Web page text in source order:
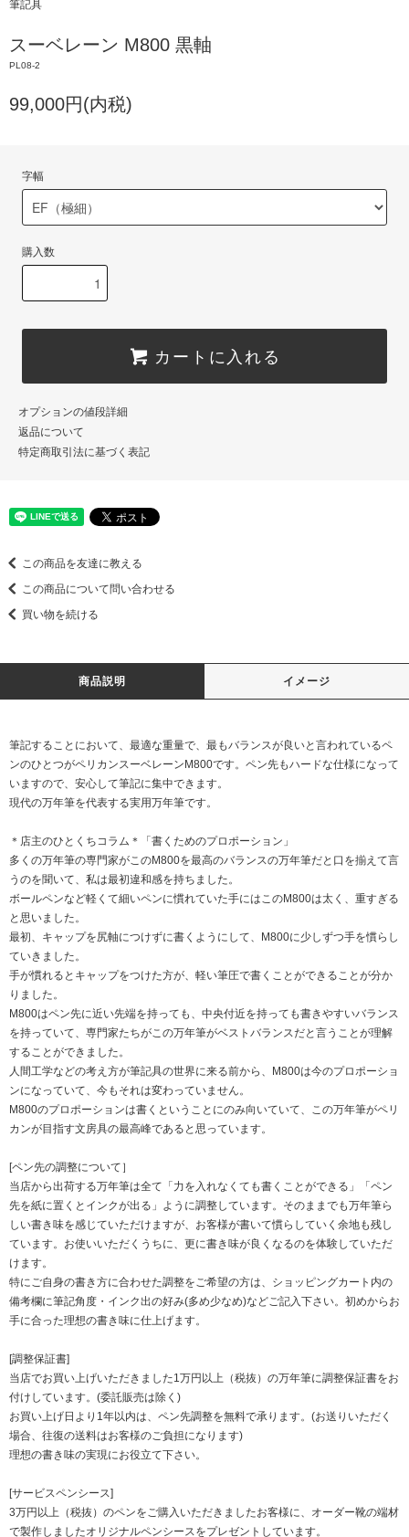
筆記具
スーベレーン M800 黒軸
PL08-2
99,000円(内税)
字幅
購入数
カートに入れる
オプションの値段詳細
返品について
特定商取引法に基づく表記
この商品を友達に教える
この商品について問い合わせる
買い物を続ける
商品説明 イメージ
筆記することにおいて、最適な重量で、最もバランスが良いと言われているペ
ンのひとつがペリカンスーベレーンM800です。ペン先もハードな仕様になって
いますので、安心して筆記に集中できます。
現代の万年筆を代表する実用万年筆です。
＊店主のひとくちコラム＊「書くためのプロポーション」
多くの万年筆の専門家がこのM800を最高のバランスの万年筆だと口を揃えて言
うのを聞いて、私は最初違和感を持ちました。
ボールペンなど軽くて細いペンに慣れていた手にはこのM800は太く、重すぎる
と思いました。
最初、キャップを尻軸につけずに書くようにして、M800に少しずつ手を慣らし
ていきました。
手が慣れるとキャップをつけた方が、軽い筆圧で書くことができることが分か
りました。
M800はペン先に近い先端を持っても、中央付近を持っても書きやすいバランス
を持っていて、専門家たちがこの万年筆がベストバランスだと言うことが理解
することができました。
人間工学などの考え方が筆記具の世界に来る前から、M800は今のプロポーショ
ンになっていて、今もそれは変わっていません。
M800のプロポーションは書くということにのみ向いていて、この万年筆がペリ
カンが目指す文房具の最高峰であると思っています。
[ペン先の調整について］
当店から出荷する万年筆は全て「力を入れなくても書くことができる」「ペン
先を紙に置くとインクが出る」ように調整しています。そのままでも万年筆ら
しい書き味を感じていただけますが、お客様が書いて慣らしていく余地も残し
ています。お使いいただくうちに、更に書き味が良くなるのを体験していただ
けます。
特にご自身の書き方に合わせた調整をご希望の方は、ショッピングカート内の
備考欄に筆記角度・インク出の好み(多め少なめ)などご記入下さい。初めからお
手に合った理想の書き味に仕上げます。
[調整保証書]
当店でお買い上げいただきました1万円以上（税抜）の万年筆に調整保証書をお
付けしています。(委託販売は除く)
お買い上げ日より1年以内は、ペン先調整を無料で承ります。(お送りいただく
場合、往復の送料はお客様のご負担になります)
理想の書き味の実現にお役立て下さい。
[サービスペンシース]
3万円以上（税抜）のペンをご購入いただきましたお客様に、オーダー靴の端材
で製作しましたオリジナルペンシースをプレゼントしています。